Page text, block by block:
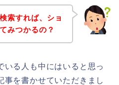
索すれば、ショ
みつかるの？
いる人も中にはいると思っ
事を書かせていただきまし